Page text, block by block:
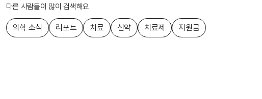
다른 사람들이 많이 검색해요
의학 소식 리포트 치료 신약 치료제 지원금